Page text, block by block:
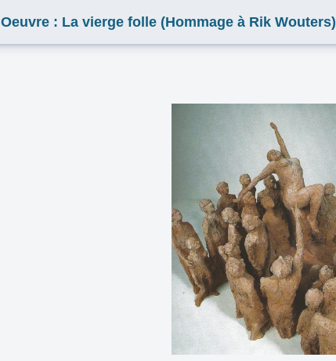
Oeuvre : La vierge folle (Hommage à Rik Wouters)